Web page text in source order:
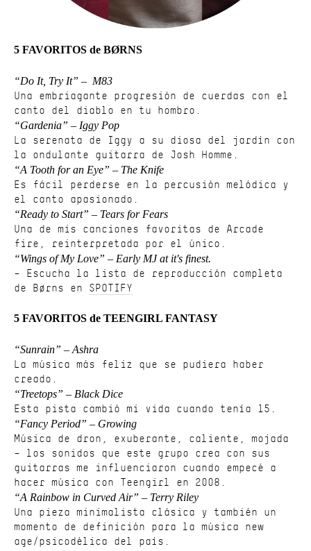
5 FAVORITOS de BØRNS
“Do It, Try It” – M83
Una embriagante progresión de cuerdas con el
canto del diablo en tu hombro.
“Gardenia” – Iggy Pop
La serenata de Iggy a su diosa del jardín con
la ondulante guitarra de Josh Homme.
“A Tooth for an Eye” – The Knife
Es fácil perderse en la percusión melódica y
el canto apasionado.
“Ready to Start” – Tears for Fears
Una de mis canciones favoritas de Arcade
fire, reinterpretada por el único.
“Wings of My Love” – Early MJ at it's finest.
– Escucha la lista de reproducción completa
de Børns en SPOTIFY
5 FAVORITOS de TEENGIRL FANTASY
“Sunrain” – Ashra
La música más feliz que se pudiera haber
creado.
“Treetops” – Black Dice
Esta pista cambió mi vida cuando tenía 15.
“Fancy Period” – Growing
Música de dron, exuberante, caliente, mojada
– los sonidos que este grupo crea con sus
guitarras me influenciaron cuando empecé a
hacer música con Teengirl en 2008.
“A Rainbow in Curved Air” – Terry Riley
Una pieza minimalista clásica y también un
momento de definición para la música new
age/psicodélica del país.